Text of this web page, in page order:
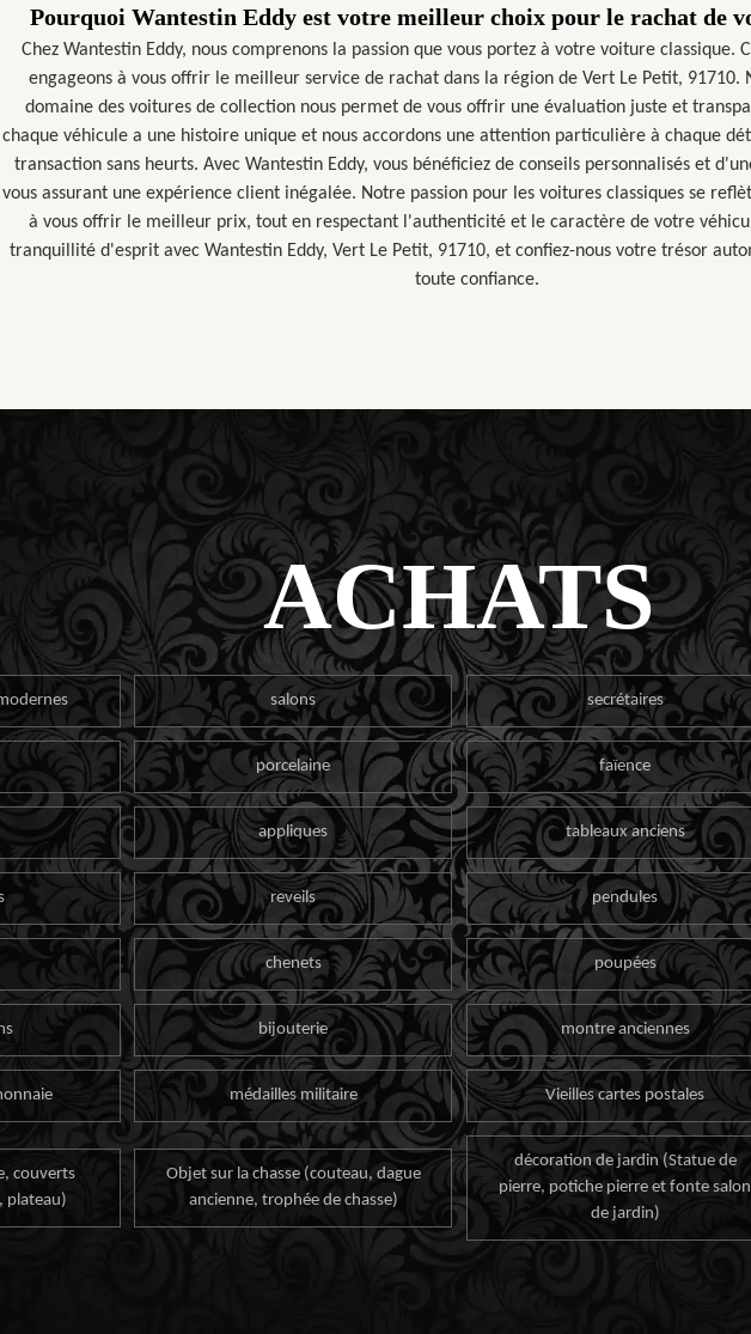
Pourquoi Wantestin Eddy est votre meilleur choix pour le rachat de
Chez Wantestin Eddy, nous comprenons la passion que vous portez à votre voiture classique.
engageons à vous offrir le meilleur service de rachat dans la région de Vert Le Petit, 91710.
domaine des voitures de collection nous permet de vous offrir une évaluation juste et
chaque véhicule a une histoire unique et nous accordons une attention particulière à chaque
transaction sans heurts. Avec Wantestin Eddy, vous bénéficiez de conseils personnalisés et
vous assurant une expérience client inégalée. Notre passion pour les voitures classiques se
à vous offrir le meilleur prix, tout en respectant l'authenticité et le caractère de votre
tranquillité d'esprit avec Wantestin Eddy, Vert Le Petit, 91710, et confiez-nous votre trésor
toute confiance.
ACHATS
salons secrétaires
porcelaine faïence
appliques tableaux anciens
reveils pendules
chenets poupées
bijouterie montre anciennes
médailles militaire Vieilles cartes postales
couverts
plateau)
Objet sur la chasse (couteau, dague
ancienne, trophée de chasse)
décoration de jardin (Statue de
pierre, potiche pierre et fonte salon
de jardin)